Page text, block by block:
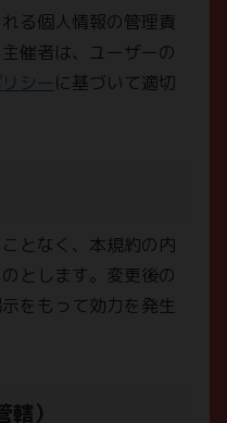
る個人情報の管理責
催者は、ユーザーの
シーに基づいて適切
となく、本規約の内
とします。変更後の
をもって効力を発生
）